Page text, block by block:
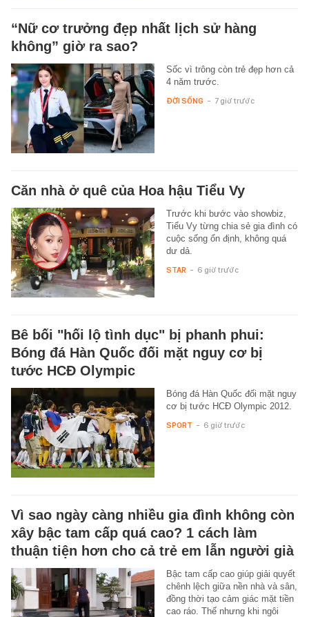
“Nữ cơ trưởng đẹp nhất lịch sử hàng
không” giờ ra sao?
Sốc vì trông còn trẻ đẹp hơn cả
4 năm trước.
ĐỜI SỐNG - 7 giờ trước
Căn nhà ở quê của Hoa hậu Tiểu Vy
Trước khi bước vào showbiz,
Tiểu Vy từng chia sẻ gia đình có
cuộc sống ổn định, không quá
dư dả.
STAR - 6 giờ trước
Bê bối "hối lộ tình dục" bị phanh phui:
Bóng đá Hàn Quốc đối mặt nguy cơ bị
tước HCĐ Olympic
Bóng đá Hàn Quốc đối mặt nguy
cơ bị tước HCĐ Olympic 2012.
SPORT - 6 giờ trước
Vì sao ngày càng nhiều gia đình không còn
xây bậc tam cấp quá cao? 1 cách làm
thuận tiện hơn cho cả trẻ em lẫn người già
Bậc tam cấp cao giúp giải quyết
chênh lệch giữa nền nhà và sân,
đồng thời tạo cảm giác mặt tiền
cao ráo. Thế nhưng khi ngôi